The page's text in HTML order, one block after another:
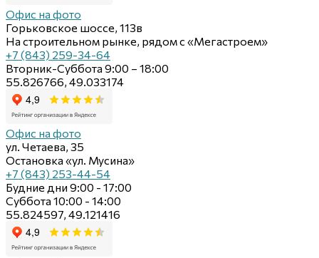
Офис на фото
Горьковское шоссе, 113в
На строительном рынке, рядом с «Мегастроем»
+7 (843) 259-34-64
Вторник-Суббота 9:00 – 18:00
55.826766, 49.033174
Офис на фото
ул. Четаева, 35
Остановка «ул. Мусина»
+7 (843) 253-44-54
Будние дни 9:00 - 17:00
Суббота 10:00 - 14:00
55.824597, 49.121416